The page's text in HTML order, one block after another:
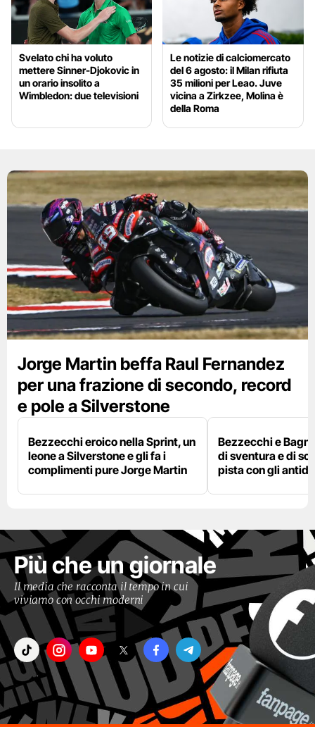
Svelato chi ha voluto
mettere Sinner-Djokovic in
un orario insolito a
Wimbledon: due televisioni
Le notizie di calciomercato
del 6 agosto: il Milan rifiuta
35 milioni per Leao. Juve
vicina a Zirkzee, Molina è
della Roma
Jorge Martin beffa Raul Fernandez
per una frazione di secondo, record
e pole a Silverstone
Bezzecchi eroico nella Sprint, un
leone a Silverstone e gli fa i
complimenti pure Jorge Martin
Bezzecchi e
di sventura e di
pista con gli
Più che un giornale
Il media che racconta il tempo in cui
viviamo con occhi moderni